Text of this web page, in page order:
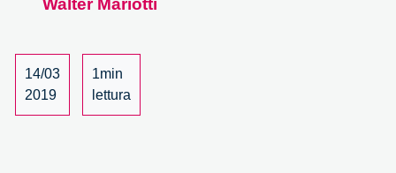
Walter Mariotti
14/03
2019
1min
lettura